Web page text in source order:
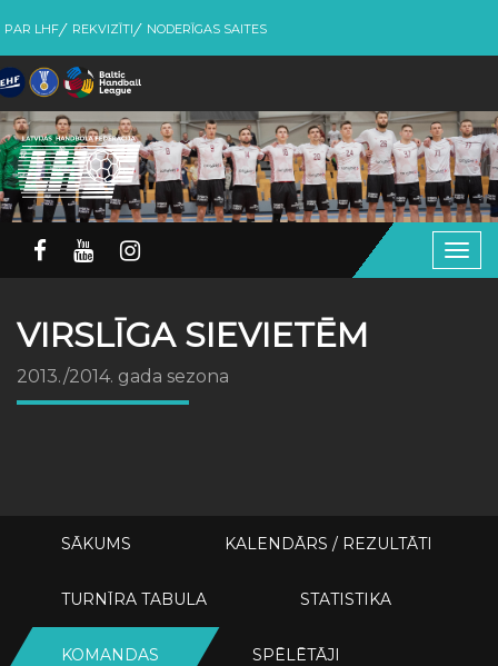
PAR LHF REKVIZĪTI NODERĪGAS SAITES
VIRSLĪGA SIEVIETĒM
2013./2014. gada sezona
SĀKUMS KALENDĀRS / REZULTĀTI
TURNĪRA TABULA STATISTIKA
KOMANDAS SPĒLĒTĀJI